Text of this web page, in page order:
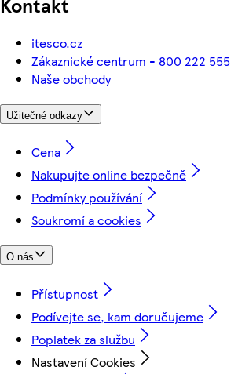
itesco.cz
Zákaznické centrum - 800 222 555
Naše obchody
Užitečné odkazy
Cena
Nakupujte online bezpečně
Podmínky používání
Soukromí a cookies
O nás
Přístupnost
Podívejte se, kam doručujeme
Poplatek za službu
Nastavení Cookies